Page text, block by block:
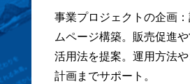
事業プロジェクトの企画
ムページ構築。販売促進
活用法を提案。運用方法
計画までサポート。